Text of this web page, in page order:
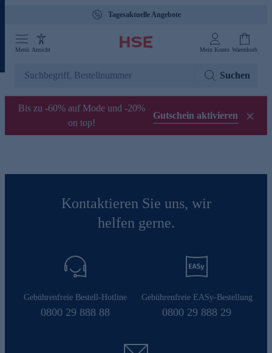
Tagesaktuelle Angebote
Menü Ansicht Mein Konto Warenkorb
Suchen
Bis zu -60% auf Mode und -20%
on top!
Gutschein aktivieren
Kontaktieren Sie uns, wir
helfen gerne.
Gebührenfreie Bestell-Hotline
0800 29 888 88
Gebührenfreie EASy-Bestellung
0800 29 888 29